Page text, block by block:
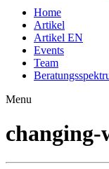
Home
Artikel
Artikel EN
Events
Team
Menu